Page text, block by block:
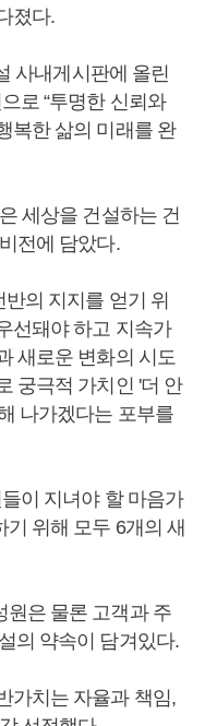
졌다.
사내게시판에 올린
로 “투명한 신뢰와
복한 삶의 미래를 완
세상을 건설하는 건
전에 담았다.
의 지지를 얻기 위
선돼야 하고 지속가
새로운 변화의 시도
궁극적 가치인 '더 안
나가겠다는 포부를
이 지녀야 할 마음가
위해 모두 6개의 새
원은 물론 고객과 주
의 약속이 담겨있다.
가치는 자율과 책임,